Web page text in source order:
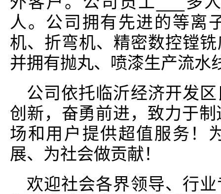
人。公司拥有先进的等离
机、折弯机、精密数控镗
并拥有抛丸、喷漆生产流水
公司依托临沂经济开发
创新，奋勇前进，致力于
场和用户提供超值服务！
展、为社会做贡献！
欢迎社会各界领导、行